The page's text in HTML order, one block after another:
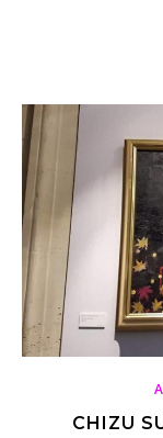
CHIZU